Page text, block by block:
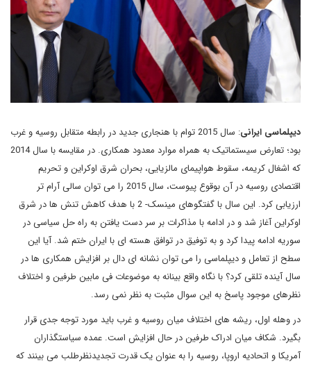
دیپلماسی ایرانی
: سال 2015 توام با هنجاری جدید در رابطه متقابل روسیه و غرب
بود؛ تعارض سیستماتیک به همراه موارد معدود همکاری. در مقایسه با سال 2014
که اشغال کریمه، سقوط هواپیمای مالزیایی، بحران شرق اوکراین و تحریم
اقتصادی روسیه در آن بوقوع پیوست، سال 2015 را می توان سالی آرام تر
ارزیابی کرد. این سال با گفتگوهای مینسک- 2 با هدف کاهش تنش ها در شرق
اوکراین آغاز شد و در ادامه با مذاکرات بر سر دست یافتن به راه حل سیاسی در
سوریه ادامه پیدا کرد و به توفیق در توافق هسته ای با ایران ختم شد. آیا این
سطح از تعامل و دیپلماسی را می توان نشانه ای دال بر افزایش همکاری ها در
سال آینده تلقی کرد؟ با نگاه واقع بینانه به موضوعات فی مابین طرفین و اختلاف
نظرهای موجود پاسخ به این سوال مثبت به نظر نمی رسد.
در وهله اول، ریشه های اختلاف میان روسیه و غرب باید مورد توجه جدی قرار
بگیرد. شکاف میان ادراک طرفین در حال افزایش است. عمده سیاستگذاران
آمریکا و اتحادیه اروپا، روسیه را به عنوان یک قدرت تجدیدنظرطلب می بینند که